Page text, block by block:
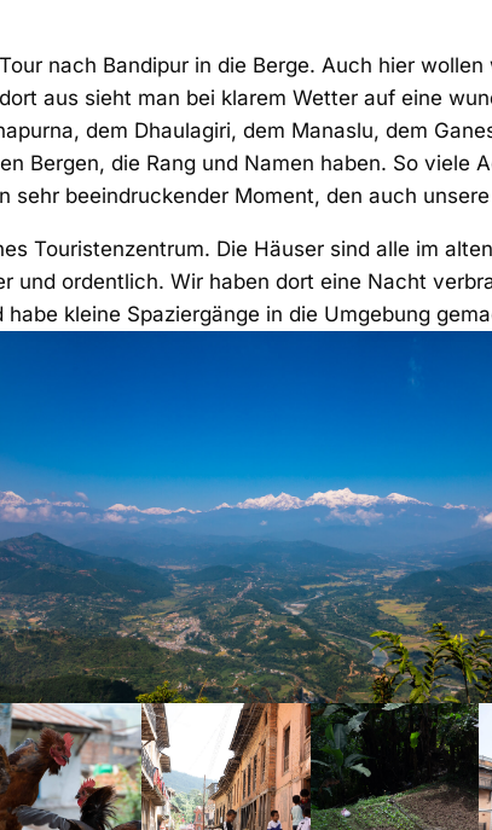
nach Bandipur in die Berge. Auch hier
aus sieht man bei klarem Wetter auf eine
dem Dhaulagiri, dem Manaslu, dem
Bergen, die Rang und Namen haben. So viele
sehr beeindruckender Moment, den auch
Touristenzentrum. Die Häuser sind alle im
und ordentlich. Wir haben dort eine Nacht
habe kleine Spaziergänge in die Umgebung